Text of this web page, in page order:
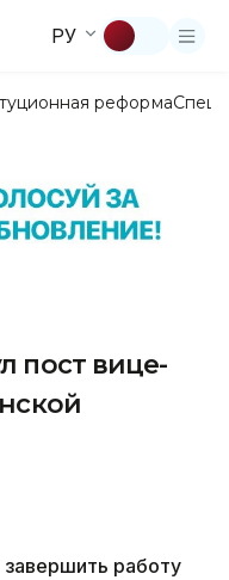
РУ
реформа
пост вице-
работу